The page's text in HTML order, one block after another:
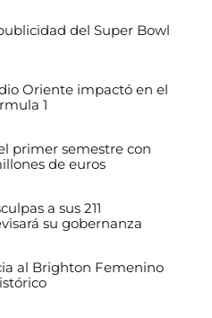
del Super Bowl
Oriente impactó en el
1
primer semestre con
de euros
a sus 211
su gobernanza
al Brighton Femenino